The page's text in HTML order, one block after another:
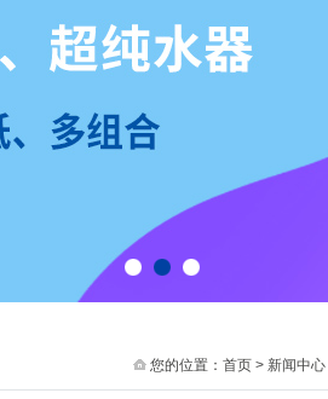
您的位置： 首页 > 新闻中心